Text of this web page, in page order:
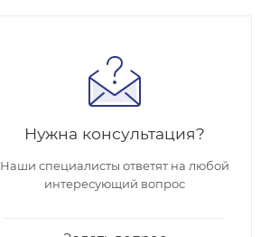
Нужна консультация?
Наши специалисты ответят на любой
интересующий вопрос